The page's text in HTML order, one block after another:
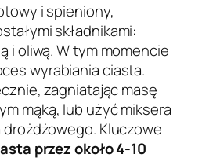
i spieniony,
składnikami:
i oliwą. W tym momencie
wyrabiania ciasta.
zagniatając masę
mąką, lub użyć miksera
Kluczowe
przez około 4-10